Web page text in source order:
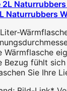
Bezug fühlt
Sie Ihre